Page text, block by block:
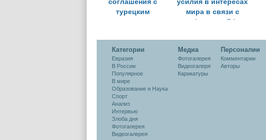
соглашения с
турецким
Baykar
усилия в интересах
мира в связи с
конфликтом РФ и
Категории
Евразия
В России
Популярное
В мире
Образование и Наука
Спорт
Анализ
Интервью
Злоба дня
Фотогалерея
Видеогалерея
Медиа
Фотогалерея
Видеогалеря
Карикатуры
Персоналии
Комментарии
Авторы